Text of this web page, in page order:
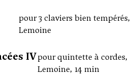
pour 3 claviers bien tempérés,
Lemoine
IVpour quintette à cordes,
Lemoine, 14 min